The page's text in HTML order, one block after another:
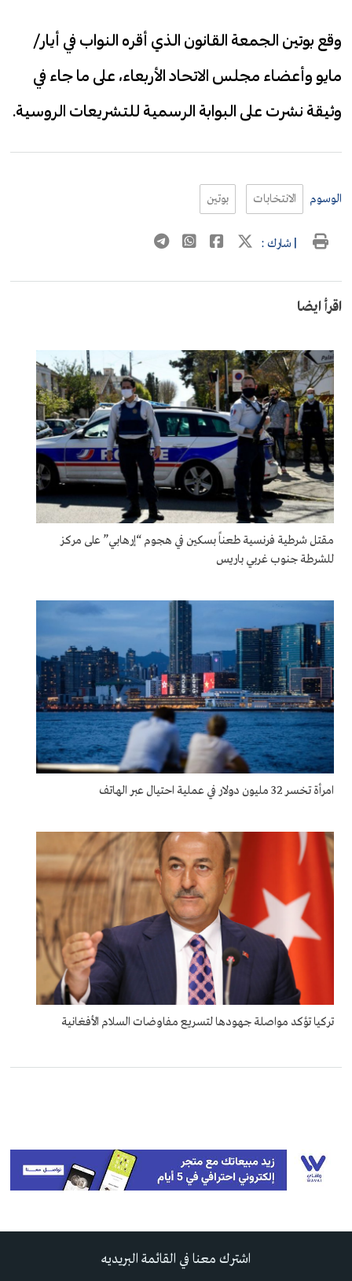
وقع بوتين الجمعة القانون الذي أقره النواب في أيار/
مايو وأعضاء مجلس الاتحاد الأربعاء، على ما جاء في
وثيقة نشرت على البوابة الرسمية للتشريعات الروسية.
الوسوم الانتخابات بوتين
| شارك :
اقرأ ايضا
مقتل شرطية فرنسية طعناً بسكين في هجوم “إرهابي” على مركز
للشرطة جنوب غربي باريس
امرأة تخسر 32 مليون دولار في عملية احتيال عبر الهاتف
تركيا تؤكد مواصلة جهودها لتسريع مفاوضات السلام الأفغانية
اشترك معنا في القائمة البريديه